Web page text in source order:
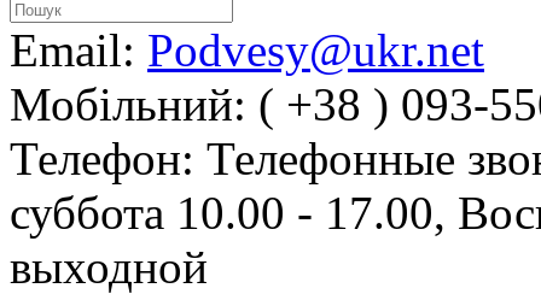
Email: Podvesy@ukr.net
Мобільний: ( +38 ) 093-
Телефон: Телефонные
суббота 10.00 - 17.00,
выходной